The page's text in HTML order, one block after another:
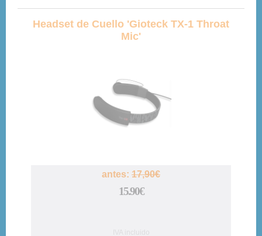
Headset de Cuello 'Gioteck TX-1 Throat
Mic'
antes: 17,90€
15.90€